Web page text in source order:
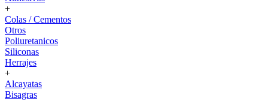
+
Colas / Cementos
Otros
Poliuretanicos
Siliconas
Herrajes
+
Alcayatas
Bisagras